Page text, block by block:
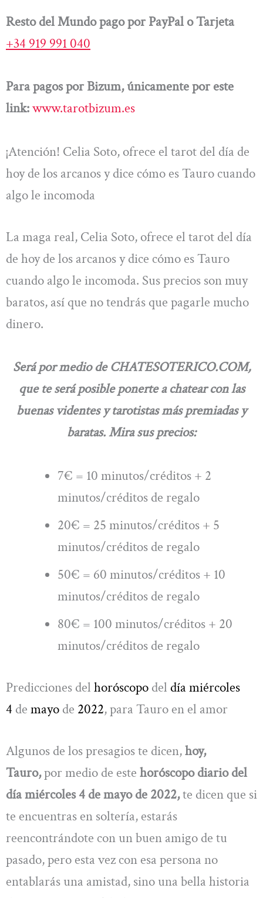
Resto del Mundo pago por PayPal o Tarjeta
+34 919 991 040
Para pagos por Bizum, únicamente por este
link:www.tarotbizum.es
¡Atención! Celia Soto, ofrece el tarot del día de
hoy de los arcanos y dice cómo es Tauro cuando
algo le incomoda
La maga real, Celia Soto, ofrece el tarot del día
de hoy de los arcanos y dice cómo es Tauro
cuando algo le incomoda. Sus precios son muy
baratos, así que no tendrás que pagarle mucho
dinero.
Será por medio de CHATESOTERICO.COM,
que te será posible ponerte a chatear con las
buenas videntes y tarotistas más premiadas y
baratas. Mira sus precios:
7€ = 10 minutos/créditos + 2
minutos/créditos de regalo
20€ = 25 minutos/créditos + 5
minutos/créditos de regalo
50€ = 60 minutos/créditos + 10
minutos/créditos de regalo
80€ = 100 minutos/créditos + 20
minutos/créditos de regalo
Predicciones del horóscopo del día miércoles
4 de mayo de 2022, para Tauro en el amor
Algunos de los presagios te dicen,hoy,
Tauro,por medio de este horóscopo diario del
día miércoles 4 de mayo de 2022,te dicen que si
te encuentras en soltería, estarás
reencontrándote con un buen amigo de tu
pasado, pero esta vez con esa persona no
entablarás una amistad, sino una bella historia